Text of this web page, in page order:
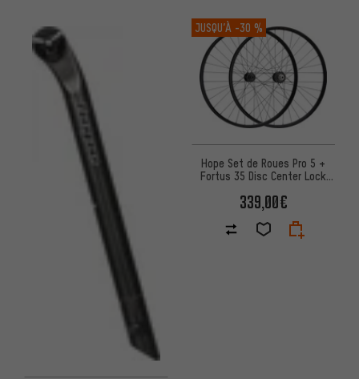
JUSQU’À -30 %
Hope Set de Roues Pro 5 +
Fortus 35 Disc Center Lock
339,00€